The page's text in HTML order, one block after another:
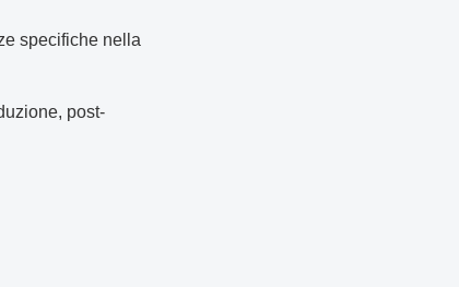
specifiche nella
post-